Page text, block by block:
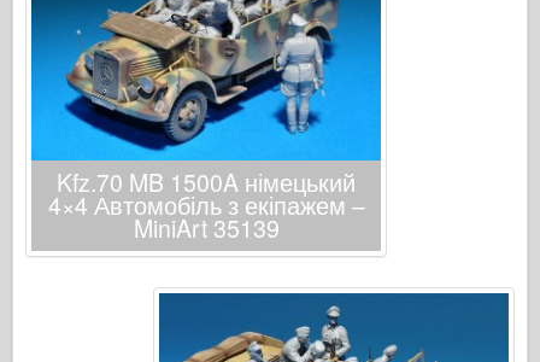
Kfz.70 MB 1500A німецький
4×4 Автомобіль з екіпажем –
MiniArt 35139